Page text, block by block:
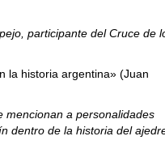
participante del Cruce de
la historia argentina» (Juan
mencionan a personalidades
dentro de la historia del